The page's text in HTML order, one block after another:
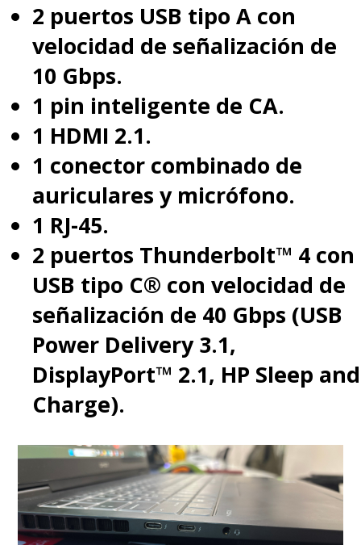
2 puertos USB tipo A con
velocidad de señalización de
10 Gbps.
1 pin inteligente de CA.
1 HDMI 2.1.
1 conector combinado de
auriculares y micrófono.
1 RJ-45.
2 puertos Thunderbolt™ 4 con
USB tipo C® con velocidad de
señalización de 40 Gbps (USB
Power Delivery 3.1,
DisplayPort™ 2.1, HP Sleep and
Charge).